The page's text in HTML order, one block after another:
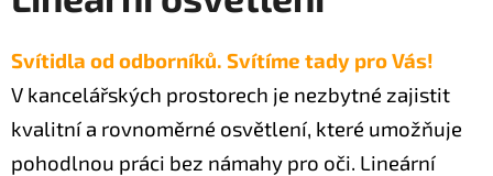
Svítidla od odborníků. Svítíme tady pro Vás!
V kancelářských prostorech je nezbytné zajistit
kvalitní a rovnoměrné osvětlení, které umožňuje
pohodlnou práci bez námahy pro oči. Lineární